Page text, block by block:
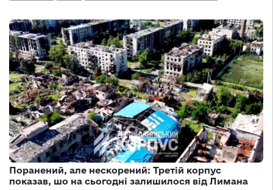
Поранений, але нескорений: Третій корпус
показав, шо на сьогодні залишилося від Лимана